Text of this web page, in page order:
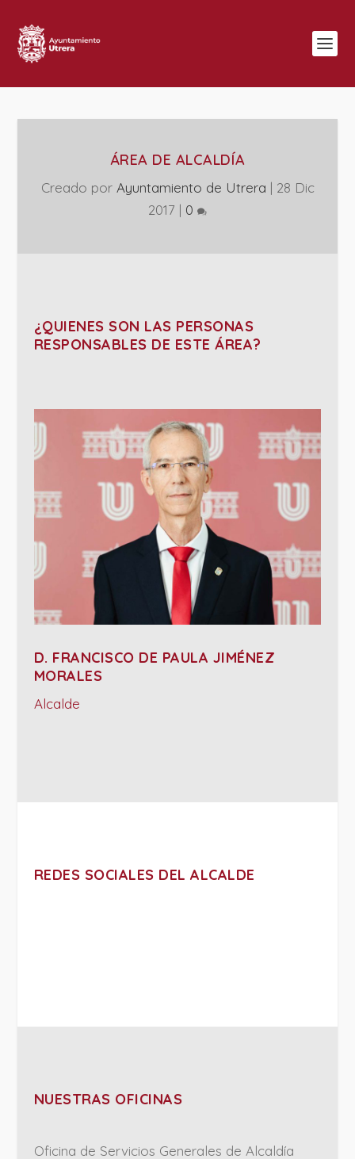
ÁREA DE ALCALDÍA
Creado por Ayuntamiento de Utrera | 28 Dic
2017 | 0
¿QUIENES SON LAS PERSONAS
RESPONSABLES DE ESTE ÁREA?
D. FRANCISCO DE PAULA JIMÉNEZ
MORALES
Alcalde
REDES SOCIALES DEL ALCALDE
NUESTRAS OFICINAS
Oficina de Servicios Generales de Alcaldía